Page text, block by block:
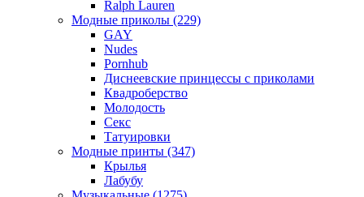
Ralph Lauren
Модные приколы (229)
GAY
Nudes
Pornhub
Диснеевские принцессы с приколами
Квадроберство
Молодость
Секс
Татуировки
Модные принты (347)
Крылья
Лабубу